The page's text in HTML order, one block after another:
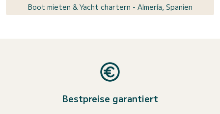
Boot mieten & Yacht chartern - Almería, Spanien
Bestpreise garantiert